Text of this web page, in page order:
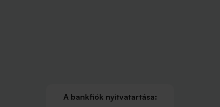
A bankfiók nyitvatartása: